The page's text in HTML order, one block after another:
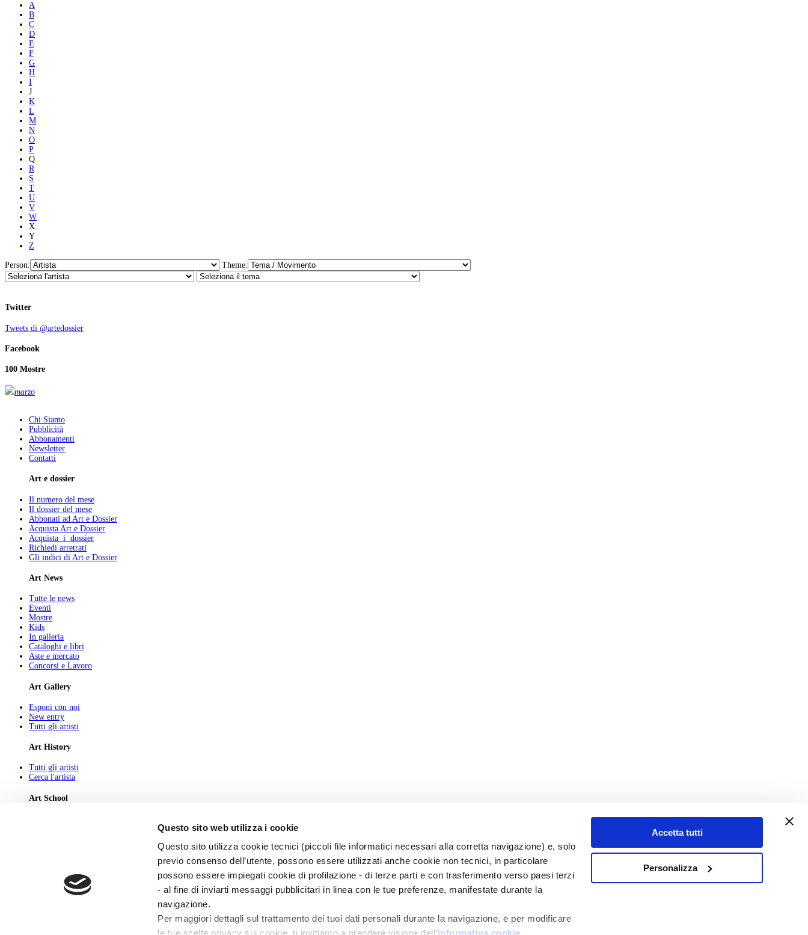
Questo sito web utilizza i cookie
Questo sito utilizza cookie tecnici (piccoli file informatici necessari alla corretta navigazione) e, solo
previo consenso dell’utente, possono essere utilizzati anche cookie non tecnici, in particolare
possono essere impiegati cookie di profilazione - di terze parti e con trasferimento verso paesi terzi
- al fine di inviarti messaggi pubblicitari in linea con le tue preferenze, manifestate durante la
navigazione.
Per maggiori dettagli sul trattamento dei tuoi dati personali durante la navigazione, e per modificare
Accetta tutti
Personalizza
A
B
C
D
E
F
G
H
I
J
K
L
M
N
O
P
Q
R
S
T
U
V
W
X
Y
Z
Person: Theme:
Twitter
Tweets di @artedossier
Facebook
100 Mostre
marzo
Chi Siamo
Pubblicità
Abbonamenti
Newsletter
Contatti
Art e dossier
Il numero del mese
Il dossier del mese
Abbonati ad Art e Dossier
Acquista Art e Dossier
Acquista i dossier
Richiedi arretrati
Gli indici di Art e Dossier
Art News
Tutte le news
Eventi
Mostre
Kids
In galleria
Cataloghi e libri
Aste e mercato
Concorsi e Lavoro
Art Gallery
Esponi con noi
New entry
Tutti gli artisti
Art History
Tutti gli artisti
Cerca l'artista
Art School
Newsletter